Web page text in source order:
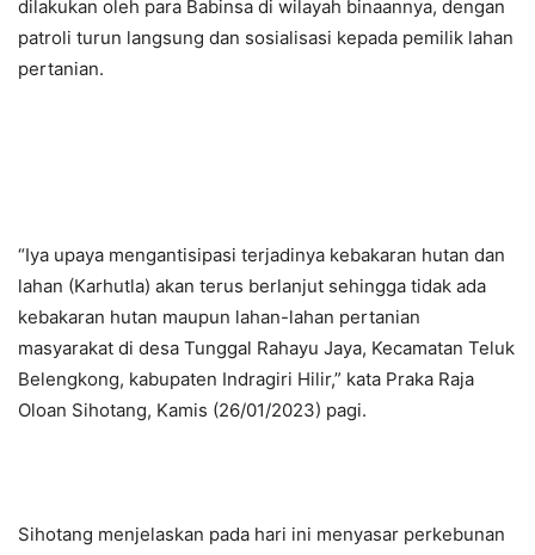
dilakukan oleh para Babinsa di wilayah binaannya, dengan
patroli turun langsung dan sosialisasi kepada pemilik lahan
pertanian.
“Iya upaya mengantisipasi terjadinya kebakaran hutan dan
lahan (Karhutla) akan terus berlanjut sehingga tidak ada
kebakaran hutan maupun lahan-lahan pertanian
masyarakat di desa Tunggal Rahayu Jaya, Kecamatan Teluk
Belengkong, kabupaten Indragiri Hilir,” kata Praka Raja
Oloan Sihotang, Kamis (26/01/2023) pagi.
Sihotang menjelaskan pada hari ini menyasar perkebunan